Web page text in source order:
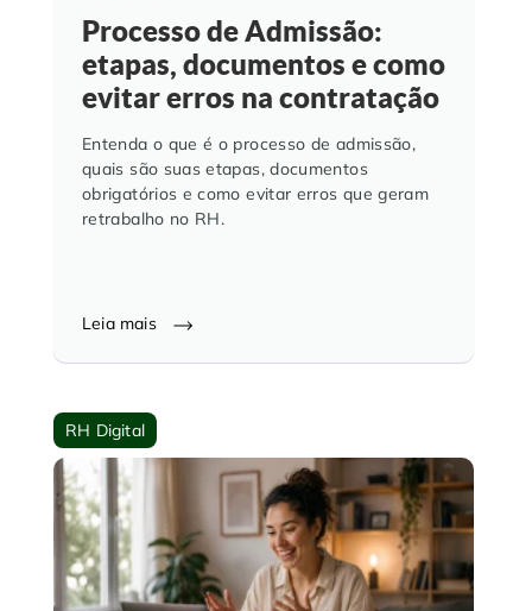
Processo de Admissão:
etapas, documentos e como
evitar erros na contratação
Entenda o que é o processo de admissão,
quais são suas etapas, documentos
obrigatórios e como evitar erros que geram
retrabalho no RH.
Leia mais
RH Digital